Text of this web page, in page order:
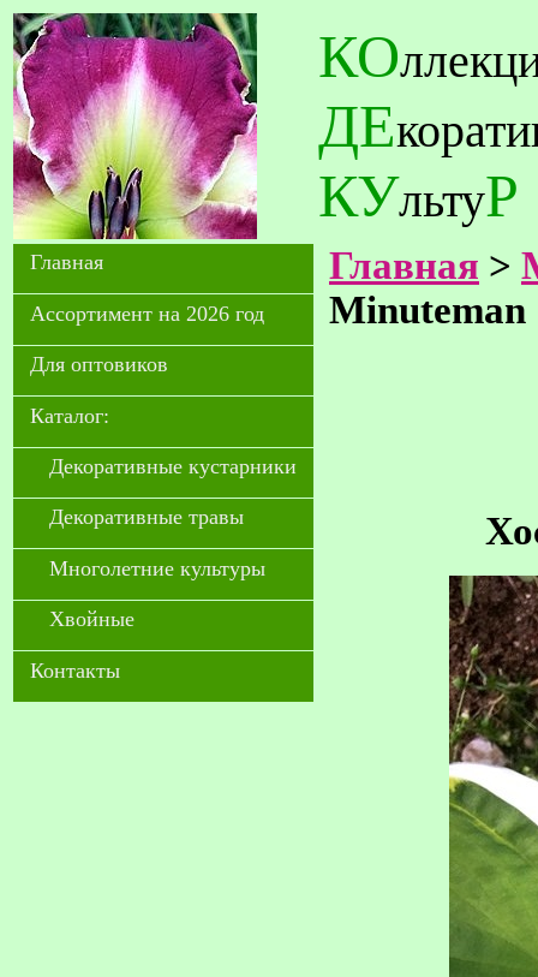
КО
ДЕ
КУльтуР
Главная
Ассортимент на 2026 год
Для оптовиков
Каталог:
Декоративные кустарники
Декоративные травы
Многолетние культуры
Хвойные
Контакты
Главная >
Minuteman